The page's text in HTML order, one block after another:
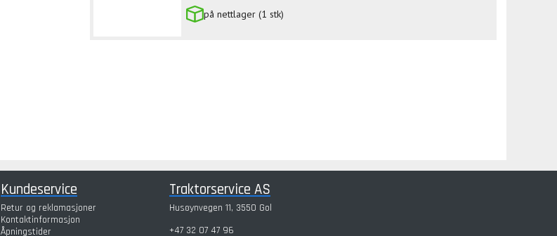
på nettlager (1 stk)
Kundeservice
Retur og reklamasjoner
Kontaktinformasjon
Åpningstider
Traktorservice AS
Husøynvegen 11, 3550 Gol
+47 32 07 47 96